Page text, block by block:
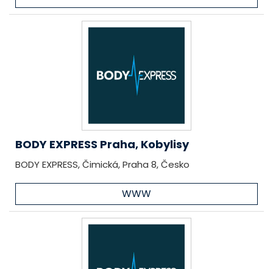
BODY EXPRESS Praha, Kobylisy
BODY EXPRESS, Čimická, Praha 8, Česko
WWW